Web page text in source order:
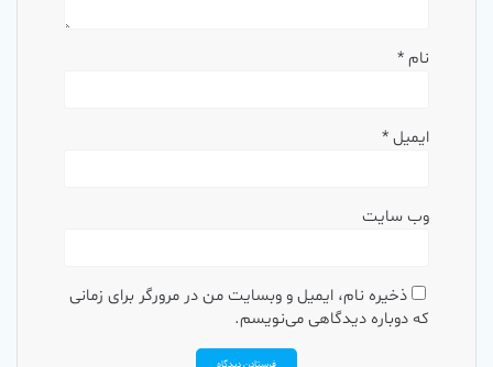
نام*
ایمیل*
وب‌ سایت
ذخیره نام، ایمیل و وبسایت من در مرورگر برای زمانی
که دوباره دیدگاهی می‌نویسم.